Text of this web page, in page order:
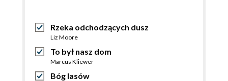
Rzeka odchodzących dusz
Liz Moore
To był nasz dom
Marcus Kliewer
Bóg lasów